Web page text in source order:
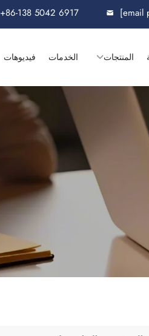
+86-138 5042 6917 [email
المنتجات الخدمات فيديوهات